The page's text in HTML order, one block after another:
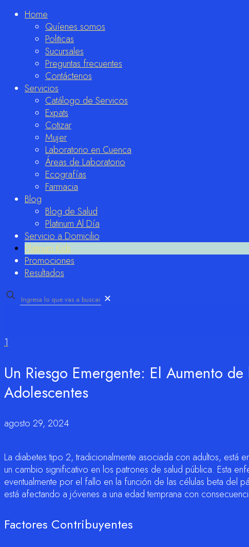
Home
Quíenes somos
Politicas
Sucursales
Preguntas frecuentes
Contáctenos
Servicios
Catálogo de Servicos
Expats
Cotizar
Mujer
Laboratorio en Cuenca
Áreas de Laboratorio
Ecografías
Farmacia
Blog
Blog de Salud
Platinum Al Día
Servicio a Domicilio
Platinum Kids
Promociones
Resultados
✕
1
Un Riesgo Emergente: El Aumento
Adolescentes
agosto 29, 2024
La diabetes tipo 2, tradicionalmente asociada con adultos, está
un cambio significativo en los patrones de salud pública. Esta
eventualmente por el fallo en la función de las células beta del
está afectando a jóvenes a una edad temprana con
Factores Contribuyentes